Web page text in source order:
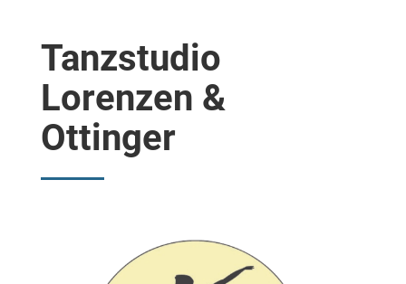
Tanzstudio
Lorenzen &
Ottinger